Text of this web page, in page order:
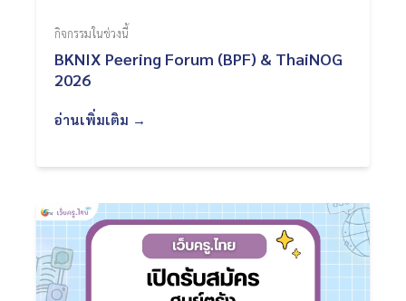
กิจกรรมในช่วงนี้
BKNIX Peering Forum (BPF) & ThaiNOG
2026
อ่านเพิ่มเติม →